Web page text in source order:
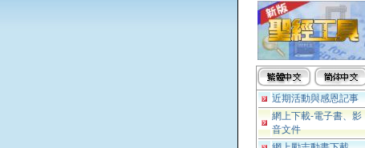
近期活動與感恩記事
網上下載-電子書、影
音文件